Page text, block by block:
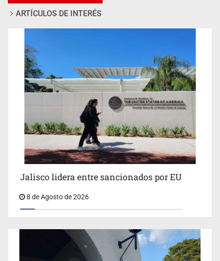
Llaman a mantener legado de Alcalde
Concierto patrio costará 32.9 mdp
ARTÍCULOS DE INTERÉS
Jalisco lidera entre sancionados por EU
8 de Agosto de 2026